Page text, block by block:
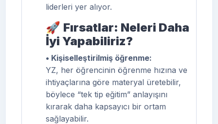
liderleri yer alıyor.
🚀 Fırsatlar: Neleri Daha
İyi Yapabiliriz?
• Kişiselleştirilmiş öğrenme:
YZ, her öğrencinin öğrenme hızına ve
ihtiyaçlarına göre materyal üretebilir,
böylece “tek tip eğitim” anlayışını
kırarak daha kapsayıcı bir ortam
sağlayabilir.